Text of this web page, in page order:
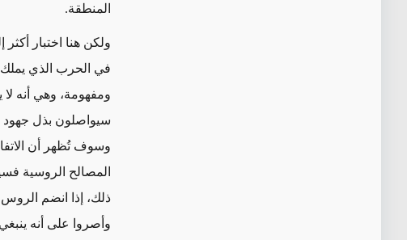
المنطقة.
ولكن هنا اختبار
في الحرب الذي
ومفهومة، وهي أنه
سيواصلون بذل جهود
وسوف تُظهر أن
المصالح الروسية
ذلك، إذا انضم الروس
وأصروا على أنه